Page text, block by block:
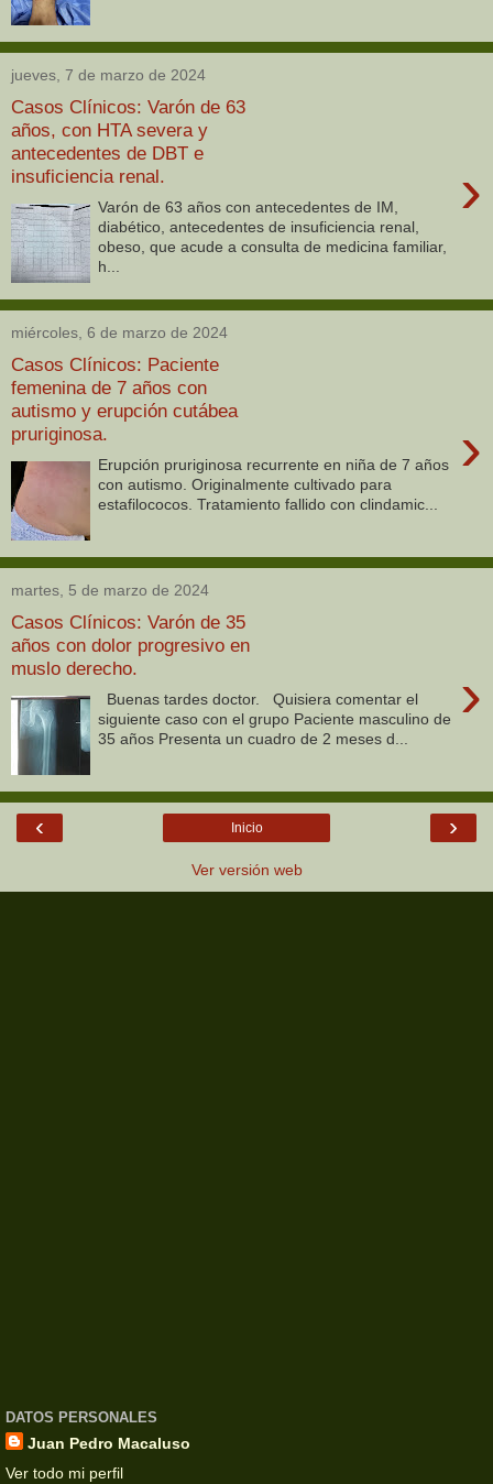
jueves, 7 de marzo de 2024
Casos Clínicos: Varón de 63
años, con HTA severa y
antecedentes de DBT e
insuficiencia renal.
›
Varón de 63 años con antecedentes de IM,
diabético, antecedentes de insuficiencia renal,
obeso, que acude a consulta de medicina familiar,
h...
miércoles, 6 de marzo de 2024
Casos Clínicos: Paciente
femenina de 7 años con
autismo y erupción cutábea
pruriginosa.
›
Erupción pruriginosa recurrente en niña de 7 años
con autismo. Originalmente cultivado para
estafilococos. Tratamiento fallido con clindamic...
martes, 5 de marzo de 2024
Casos Clínicos: Varón de 35
años con dolor progresivo en
muslo derecho.
›
Buenas tardes doctor. Quisiera comentar el
siguiente caso con el grupo Paciente masculino de
35 años Presenta un cuadro de 2 meses d...
‹ ›
Inicio
Ver versión web
DATOS PERSONALES
Juan Pedro Macaluso
Ver todo mi perfil